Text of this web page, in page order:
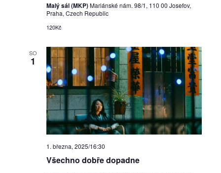
Malý sál (MKP)Mariánské nám. 98/1, 110 00 Josefov,
Praha, Czech Republic
120Kč
SO
1
Všechno dobře dopadne
1. března, 2025/16:30